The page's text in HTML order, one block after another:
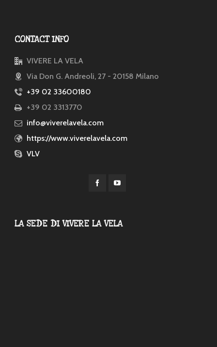
CONTACT INFO
VIVERE LA VELA
Via Don G. Andreoli, 27 - 20158 Milano
+39 02 33600180
+39 02 3313770
info@viverelavela.com
https://www.viverelavela.com
VLV
LA SEDE DI VIVERE LA VELA